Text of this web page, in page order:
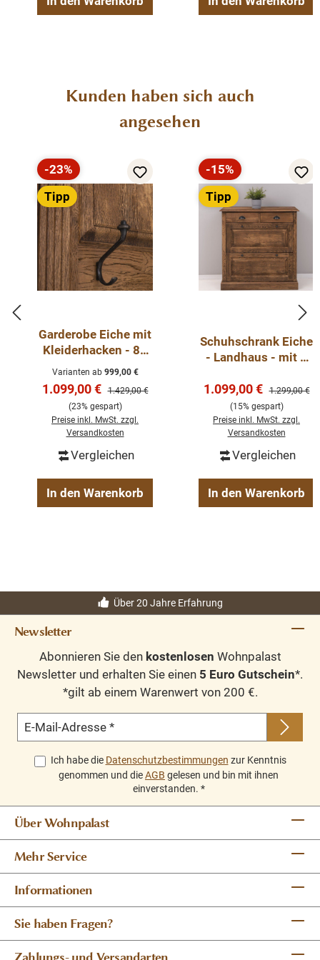
Produktgalerie überspringen
Kunden haben sich auch
angesehen
Rabatt
-23%
Tipp
Garderobe Eiche mit
Kleiderhacken - 80
cm breit
Varianten ab999,00 €
Verkaufspreis:
1.099,00 € Regulärer Preis:
1.429,00 €
(23% gespart)
Preise inkl. MwSt. zzgl.
Versandkosten
Vergleichen
In den Warenkorb
Rabatt
-15%
Tipp
Schuhschrank Eiche
- Landhaus - mit 2
Verkaufspreis:
1.099,00 € Regulärer
1.299,00 €
(15% gespart)
Preise inkl. MwSt. zzgl.
Versandkosten
Vergleichen
In den Warenkorb
Über 20 Jahre Erfahrung
Newsletter
Abonnieren Sie den kostenlosen Wohnpalast
Newsletter und erhalten Sie einen 5 Euro Gutschein*.
*gilt ab einem Warenwert von 200 €.
E-Mail-Adresse *
Ich habe die Datenschutzbestimmungen zur Kenntnis
genommen und dieAGB gelesen und bin mit ihnen
einverstanden. *
Über Wohnpalast
Mehr Service
Informationen
Sie haben Fragen?
Zahlungs- und Versandarten